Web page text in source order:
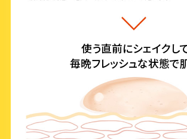
使う直前にシェイクし
毎晩フレッシュな状態で